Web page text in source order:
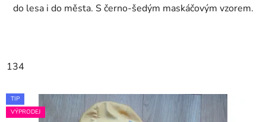
do lesa i do města. S černo-šedým maskáčovým vzorem.
134
TIP
VÝPRODEJ